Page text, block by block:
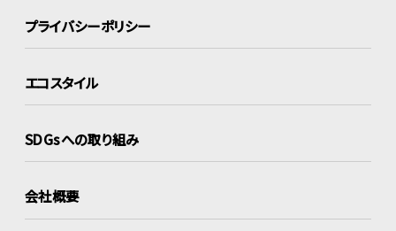
プライバシーポリシー
エコスタイル
SDGsへの取り組み
会社概要